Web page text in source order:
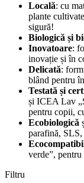
Locală: cu
plante
sigură!
Biologică și
Inovatoare:
inovație și în
Delicată:
blând pentru
Testată și
și ICEA Lav
pentru copii,
Ecobiologică
parafină,
verde”,
Filtru